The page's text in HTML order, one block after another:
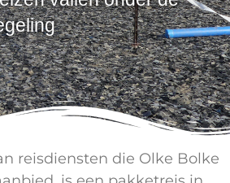
reisdiensten die Olke Bolke